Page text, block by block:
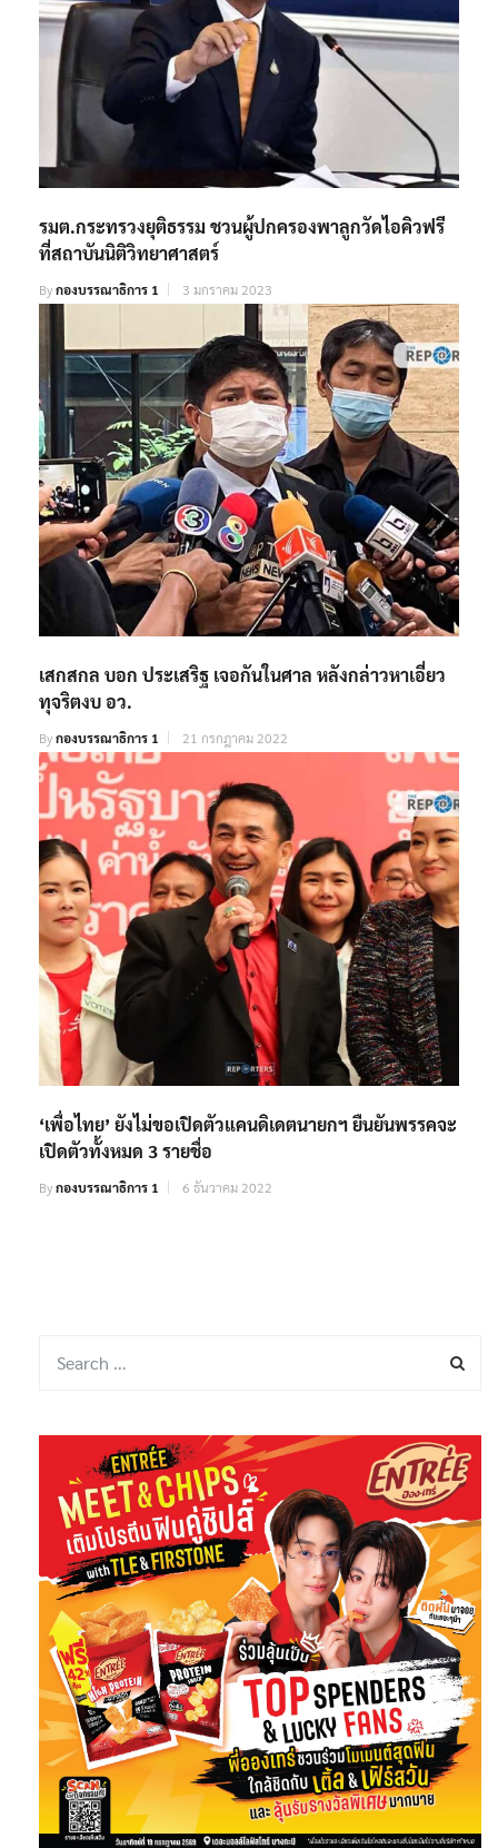
รมต.กระทรวงยุติธรรม ชวนผู้ปกครองพาลูกวัดไอคิวฟรี
ที่สถาบันนิติวิทยาศาสตร์
Byกองบรรณาธิการ 1 3 มกราคม 2023
เสกสกล บอก ประเสริฐ เจอกันในศาล หลังกล่าวหาเอี่ยว
ทุจริตงบ อว.
Byกองบรรณาธิการ 1 21 กรกฎาคม 2022
‘เพื่อไทย’ ยังไม่ขอเปิดตัวแคนดิเดตนายกฯ ยืนยันพรรคจะ
เปิดตัวทั้งหมด 3 รายชื่อ
Byกองบรรณาธิการ 1 6 ธันวาคม 2022